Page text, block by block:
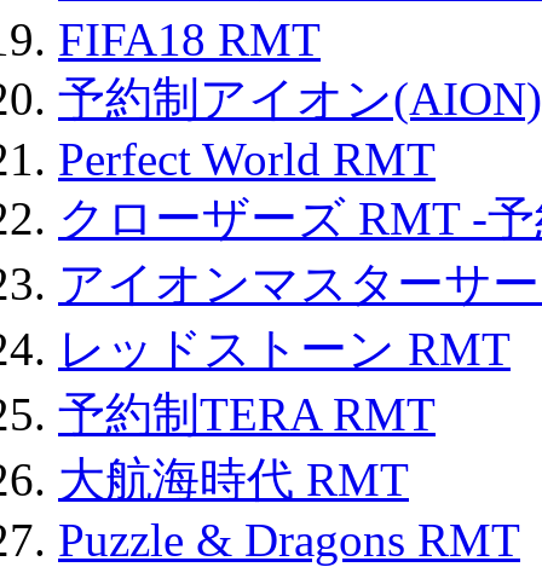
FIFA18 RMT
予約制アイオン
Perfect World RMT
クローザーズ RMT -
アイオンマスターサ
レッドストーン RMT
予約制TERA RMT
大航海時代 RMT
Puzzle & Dragons RMT